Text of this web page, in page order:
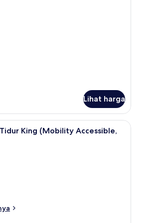
Lihat harga
gratis Brankas, meja kerja, setrika/meja setrika,
King (Mobility Accessible,